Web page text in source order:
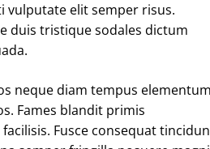
vulputate elit semper risus.
duis tristique sodales dictum
neque diam tempus
Fames blandit primis
Fusce consequat